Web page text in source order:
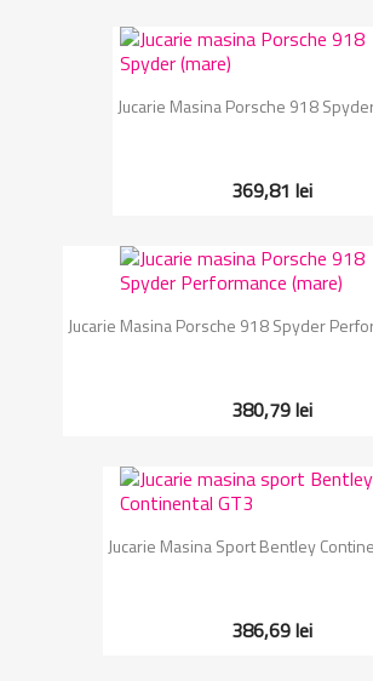
Jucarie Masina Porsche 918
369,81 lei
Jucarie Masina Porsche 918 Spyder
380,79 lei
Jucarie Masina Sport Bentley
386,69 lei